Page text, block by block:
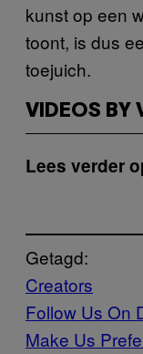
kunst op een
toont, is dus
toejuich.
VIDEOS BY
Lees verder
Getagd:
Creators
Follow Us On
Make Us